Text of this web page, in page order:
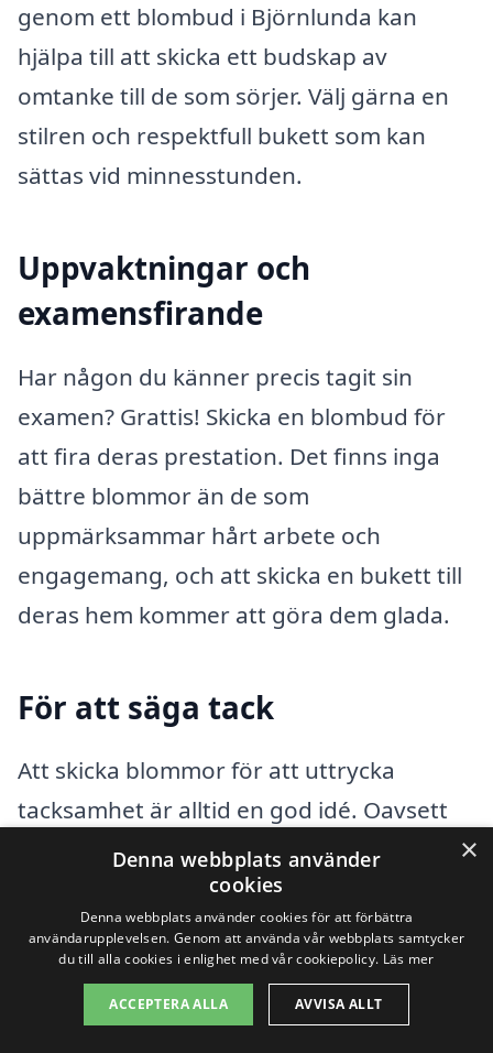
genom ett blombud i Björnlunda kan
hjälpa till att skicka ett budskap av
omtanke till de som sörjer. Välj gärna en
stilren och respektfull bukett som kan
sättas vid minnesstunden.
Uppvaktningar och
examensfirande
Har någon du känner precis tagit sin
examen? Grattis! Skicka en blombud för
att fira deras prestation. Det finns inga
bättre blommor än de som
uppmärksammar hårt arbete och
engagemang, och att skicka en bukett till
deras hem kommer att göra dem glada.
För att säga tack
Att skicka blommor för att uttrycka
tacksamhet är alltid en god idé. Oavsett
om det är en vän, kollega eller
familjemedlem, kan en
blommorbeställning visa hur mycket du
uppskattar deras hjälp och stöd i ditt liv.
×
Denna webbplats använder
cookies
Denna webbplats använder cookies för att förbättra
användarupplevelsen. Genom att använda vår webbplats samtycker
du till alla cookies i enlighet med vår cookiepolicy. Läs mer
ACCEPTERA ALLA AVVISA ALLT